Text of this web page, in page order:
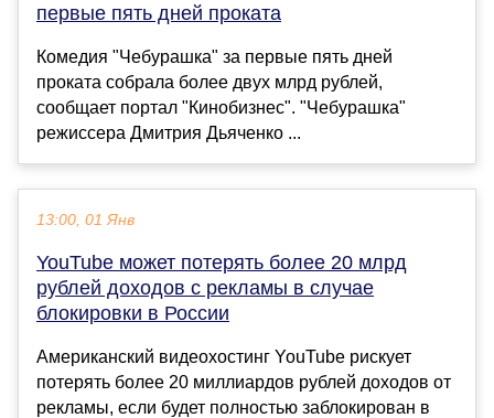
первые пять дней проката
Комедия "Чебурашка" за первые пять дней
проката собрала более двух млрд рублей,
сообщает портал "Кинобизнес". "Чебурашка"
режиссера Дмитрия Дьяченко ...
13:00, 01 Янв
YouTube может потерять более 20 млрд
рублей доходов с рекламы в случае
блокировки в России
Американский видеохостинг YouTube рискует
потерять более 20 миллиардов рублей доходов от
рекламы, если будет полностью заблокирован в